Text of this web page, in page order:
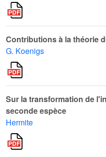
Contributions à la théorie
G. Koenigs
Sur la transformation de
seconde espèce
Hermite